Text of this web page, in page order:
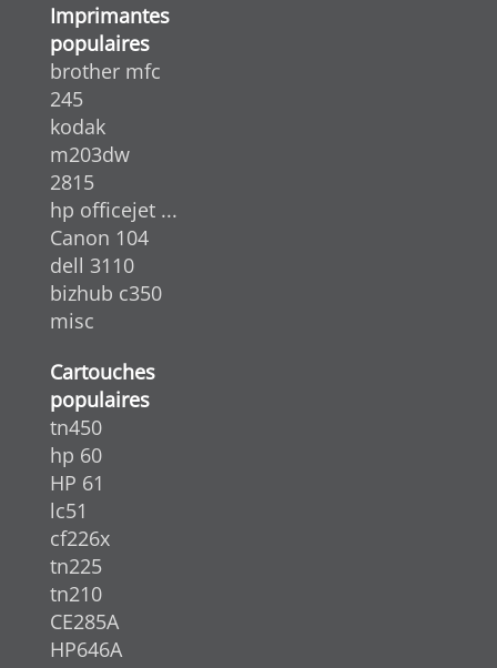
Imprimantes
populaires
brother mfc
245
kodak
m203dw
2815
hp officejet ...
Canon 104
dell 3110
bizhub c350
misc
Cartouches
populaires
tn450
hp 60
HP 61
lc51
cf226x
tn225
tn210
CE285A
HP646A